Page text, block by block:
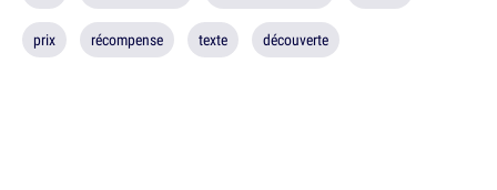
prix récompense texte découverte